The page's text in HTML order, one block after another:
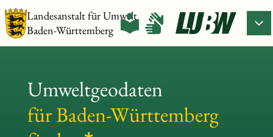
Landesanstalt für Umwelt
Baden-Württemberg
Umweltgeodaten
für Baden-Württemberg